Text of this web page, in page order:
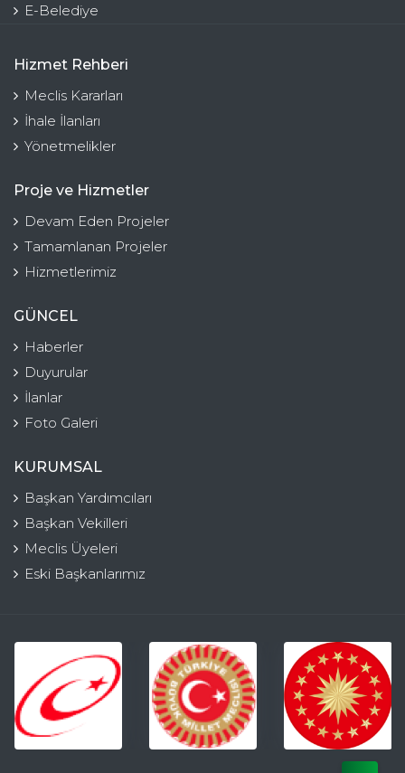
E-Belediye
Hizmet Rehberi
Meclis Kararları
İhale İlanları
Yönetmelikler
Proje ve Hizmetler
Devam Eden Projeler
Tamamlanan Projeler
Hizmetlerimiz
GÜNCEL
Haberler
Duyurular
İlanlar
Foto Galeri
KURUMSAL
Başkan Yardımcıları
Başkan Vekilleri
Meclis Üyeleri
Eski Başkanlarımız